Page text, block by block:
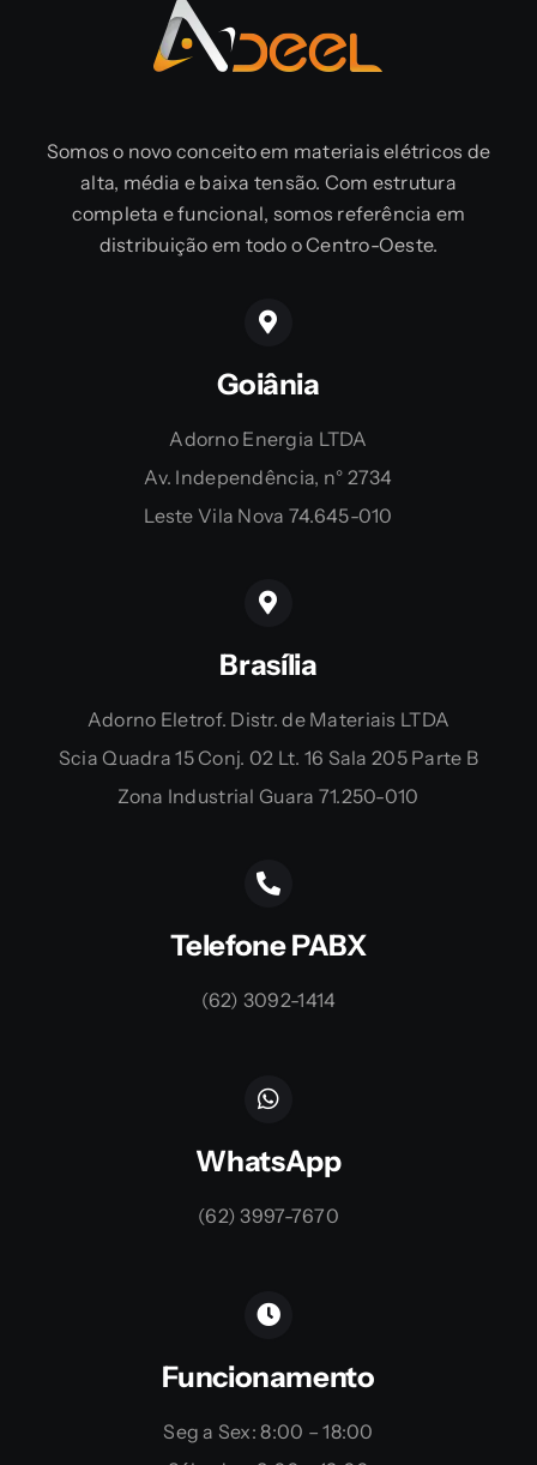
Somos o novo conceito em materiais elétricos de
alta, média e baixa tensão. Com estrutura
completa e funcional, somos referência em
distribuição em todo o Centro-Oeste.
Goiânia
Adorno Energia LTDA
Av. Independência, n° 2734
Leste Vila Nova 74.645-010
Brasília
Adorno Eletrof. Distr. de Materiais LTDA
Scia Quadra 15 Conj. 02 Lt. 16 Sala 205 Parte B
Zona Industrial Guara 71.250-010
Telefone PABX
(62) 3092-1414
WhatsApp
(62) 3997-7670
Funcionamento
Seg a Sex: 8:00 – 18:00